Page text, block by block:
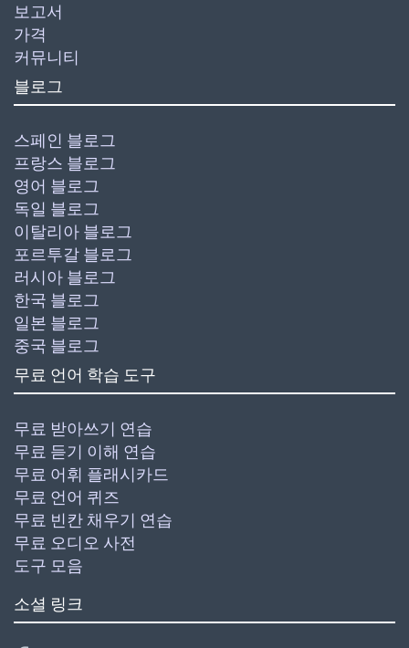
보고서
가격
커뮤니티
블로그
스페인 블로그
프랑스 블로그
영어 블로그
독일 블로그
이탈리아 블로그
포르투갈 블로그
러시아 블로그
한국 블로그
일본 블로그
중국 블로그
무료 언어 학습 도구
무료 받아쓰기 연습
무료 듣기 이해 연습
무료 어휘 플래시카드
무료 언어 퀴즈
무료 빈칸 채우기 연습
무료 오디오 사전
도구 모음
소셜 링크